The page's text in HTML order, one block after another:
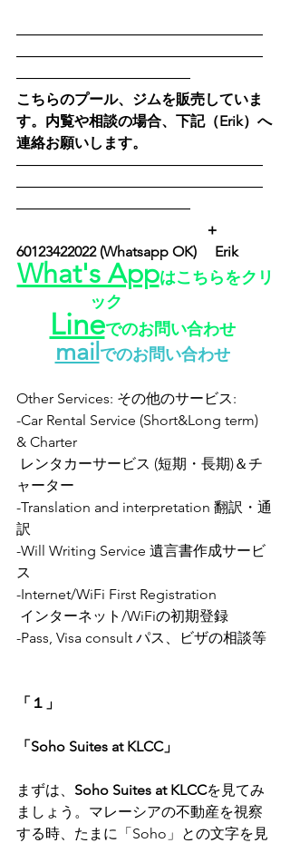
―――――――――――――――――
―――――――――――――――――
――――――――――――
こちらのプール、ジムを販売していま
す。内覧や相談の場合、下記（Erik）へ
連絡お願いします。
―――――――――――――――――
―――――――――――――――――
――――――――――――
＋
60123422022 (Whatsapp OK) 　Erik
What's Appはこちらをクリ
ック
Lineでのお問い合わせ
mail でのお問い合わせ
Other Services: その他のサービス:
-Car Rental Service (Short&Long term)
& Charter
ャーター
-Translation and interpretation 翻訳・通
訳
-Will Writing Service 遺言書作成サービ
ス
-Internet/WiFi First Registration
インターネット/WiFiの初期登録
-Pass, Visa consult パス、ビザの相談等
「１」
「Soho Suites at KLCC」
まずは、 Soho Suites at KLCCを見てみ
ましょう。マレーシアの不動産を視察
する時、たまに「Soho」との文字を見